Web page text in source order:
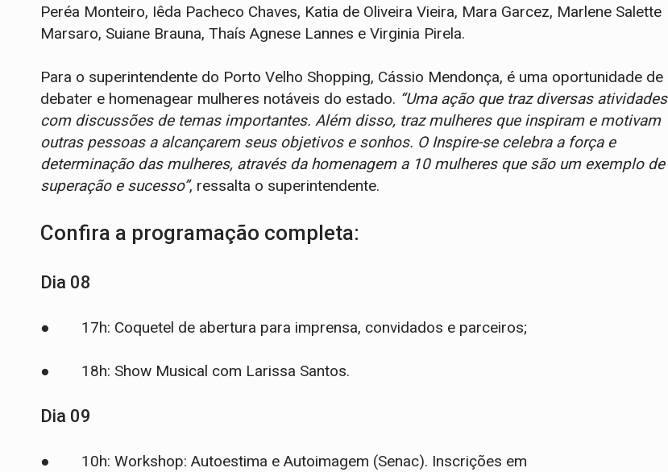
Peréa Monteiro, Iêda Pacheco Chaves, Katia de Oliveira Vieira, Mara Garcez, Marlene Salette
Marsaro, Suiane Brauna, Thaís Agnese Lannes e Virginia Pirela.
Para o superintendente do Porto Velho Shopping, Cássio Mendonça, é uma oportunidade de
debater e homenagear mulheres notáveis do estado. “Uma ação que traz diversas atividades
com discussões de temas importantes. Além disso, traz mulheres que inspiram e motivam
outras pessoas a alcançarem seus objetivos e sonhos. O Inspire-se celebra a força e
determinação das mulheres, através da homenagem a 10 mulheres que são um exemplo de
superação e sucesso”, ressalta o superintendente.
Confira a programação completa:
Dia 08
● 17h: Coquetel de abertura para imprensa, convidados e parceiros;
● 18h: Show Musical com Larissa Santos.
Dia 09
● 10h: Workshop: Autoestima e Autoimagem (Senac). Inscrições em